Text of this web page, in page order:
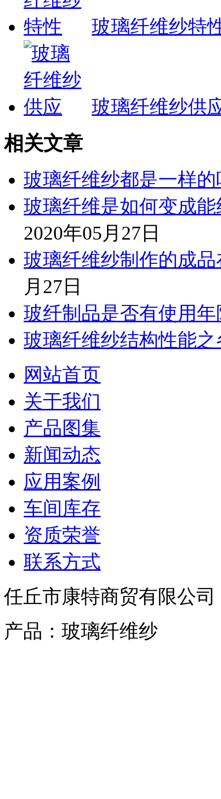
玻璃纤维纱特
玻璃纤维纱供
相关文章
玻璃纤维纱都是一样的
玻璃纤维是如何变成
2020年05月27日
玻璃纤维纱制作的成
月27日
玻纤制品是否有使用年
玻璃纤维纱结构性能
网站首页
关于我们
产品图集
新闻动态
应用案例
车间库存
资质荣誉
联系方式
任丘市康特商贸有限公司
产品：玻璃纤维纱